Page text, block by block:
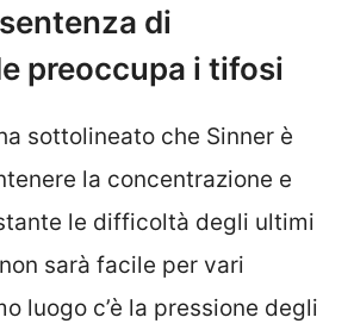
di
preoccupa i tifosi
sottolineato che Sinner è
la concentrazione e
le difficoltà degli ultimi
sarà facile per vari
luogo c’è la pressione degli